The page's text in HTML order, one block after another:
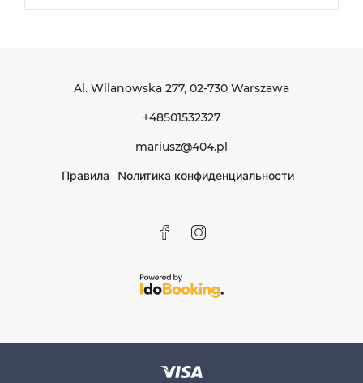
Al. Wilanowska 277, 02-730 Warszawa
+48501532327
mariusz@404.pl
Правила
Nолитика конфиденциальности